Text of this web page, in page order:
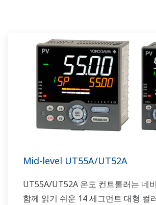
Mid-level UT55A/UT52A
UT55A/UT52A 온도 컨트롤러는 네
함께 읽기 쉬운 14 세그먼트 대형 컬